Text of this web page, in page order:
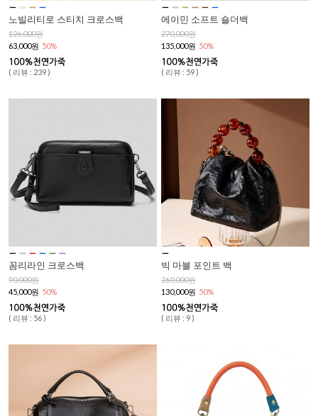
노빌리티로 스티치 크로스백
126,000원
63,000원 50%
( 리뷰 : 239 )
에이민 소프트 숄더백
270,000원
135,000원 50%
( 리뷰 : 59 )
꼼리라인 크로스백
90,000원
45,000원 50%
( 리뷰 : 56 )
빅 마블 포인트 백
260,000원
130,000원 50%
( 리뷰 : 9 )